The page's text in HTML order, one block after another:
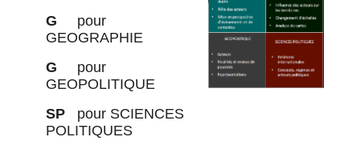
G
pour
GEOGRAPHIE
G pour
GEOPOLITIQUE
SP pour SCIENCES
POLITIQUES